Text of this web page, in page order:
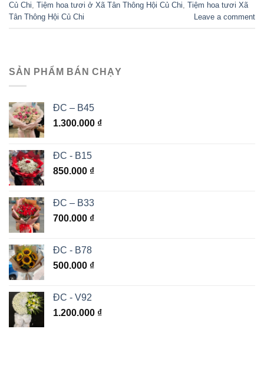
Củ Chi Tiệm hoa tươi ở Xã Tân Thông Hội Củ Chi Tiệm hoa tươi Xã
Tân Thông Hội Củ Chi
Leave a comment
SẢN PHẨM BÁN CHẠY
ĐC – B45
1.300.000 ₫
ĐC - B15
850.000 ₫
ĐC – B33
700.000 ₫
ĐC - B78
500.000 ₫
ĐC - V92
1.200.000 ₫